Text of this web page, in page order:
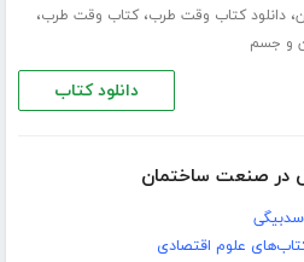
،دانلود کتاب وقت طرب،کتاب وقت طرب،
و جسم
دانلود کتاب
در صنعت ساختمان
علوم اقتصادی